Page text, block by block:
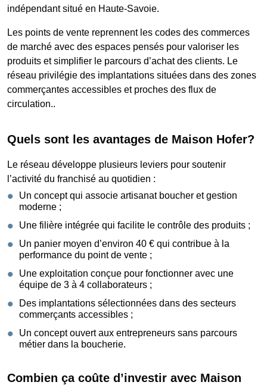
indépendant situé en Haute-Savoie.
Les points de vente reprennent les codes des commerces
de marché avec des espaces pensés pour valoriser les
produits et simplifier le parcours d’achat des clients. Le
réseau privilégie des implantations situées dans des zones
commerçantes accessibles et proches des flux de
circulation..
Quels sont les avantages de Maison Hofer?
Le réseau développe plusieurs leviers pour soutenir
l’activité du franchisé au quotidien :
Un concept qui associe artisanat boucher et gestion
moderne ;
Une filière intégrée qui facilite le contrôle des produits ;
Un panier moyen d’environ 40 € qui contribue à la
performance du point de vente ;
Une exploitation conçue pour fonctionner avec une
équipe de 3 à 4 collaborateurs ;
Des implantations sélectionnées dans des secteurs
commerçants accessibles ;
Un concept ouvert aux entrepreneurs sans parcours
métier dans la boucherie.
Combien ça coûte d’investir avec Maison